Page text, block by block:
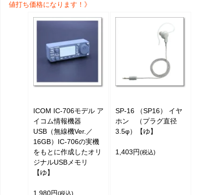
値打ち価格になります！》
ICOM IC-706モデル ア
イコム情報機器
USB（無線機Ver.／
16GB）IC-706の実機
をもとに作成したオリ
ジナルUSBメモリ
【ゆ】
1,980円
SP-16 （SP16） イヤ
ホン （プラグ直径
3.5φ）【ゆ】
1,403円(税込)